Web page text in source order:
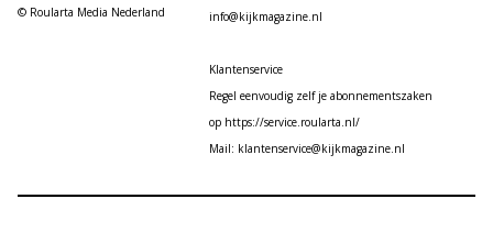
© Roularta Media Nederland
info@kijkmagazine.nl
Klantenservice
Regel eenvoudig zelf je abonnementszaken
op https://service.roularta.nl/
Mail: klantenservice@kijkmagazine.nl